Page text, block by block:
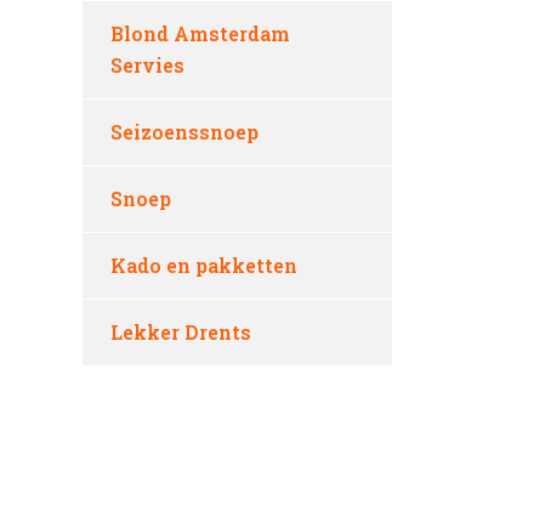
Blond Amsterdam
Servies
Seizoenssnoep
Snoep
Kado en pakketten
Lekker Drents